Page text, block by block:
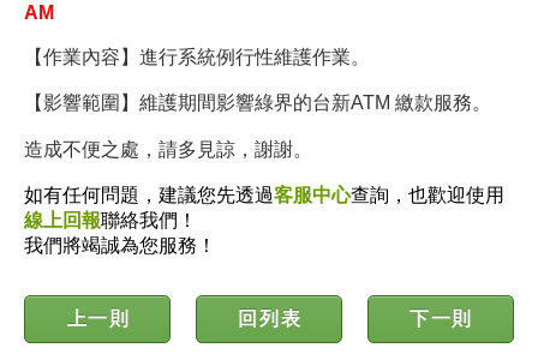
AM
【作業內容】 進行系統例行性維護作業。
【影響範圍】維護期間影響綠界的台新ATM 繳款服務。
造成不便之處，請多見諒，謝謝。
如有任何問題，建議您先透過客服中心查詢，也歡迎使用
線上回報聯絡我們！
我們將竭誠為您服務！
上一則 回列表 下一則